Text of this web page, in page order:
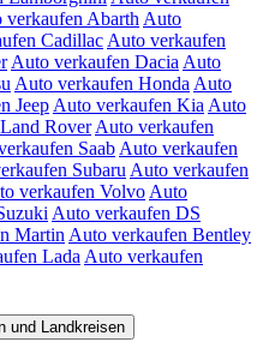
verkaufen Abarth Auto
Cadillac Auto verkaufen
Auto verkaufen Dacia Auto
Auto verkaufen Honda Auto
Jeep Auto verkaufen Kia Auto
Rover Auto verkaufen
Saab Auto verkaufen
Subaru Auto verkaufen
verkaufen Volvo Auto
Auto verkaufen DS
Martin Auto verkaufen Bentley
Lada Auto verkaufen
und Landkreisen